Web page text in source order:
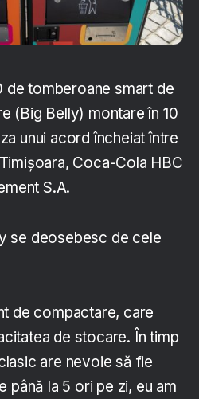
de tomberoane smart de
(Big Belly) montare în 10
unui acord încheiat între
Coca-Cola HBC
S.A.
se deosebesc de cele
de compactare, care
de stocare. În timp
are nevoie să fie
până la 5 ori pe zi, eu am